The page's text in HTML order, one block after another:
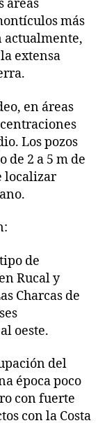
áreas
más
actualmente,
extensa
en áreas
Los pozos
de 2 a 5 m de
localizar
de
Rucal y
Charcas de
oeste.
del
época poco
con fuerte
con la Costa